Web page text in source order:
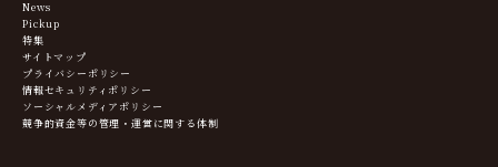
News
Pickup
特集
サイトマップ
プライバシーポリシー
情報セキュリティポリシー
ソーシャルメディアポリシー
競争的資金等の管理・運営に関する体制